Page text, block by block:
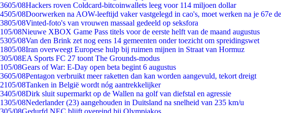
3605/08Hackers roven Coldcard-bitcoinwallets leeg voor 114 miljoen dollar
4505/08Doorwerken na AOW-leeftijd vaker vastgelegd in cao's, moet werken na je 67e
3805/08Vinted-foto's van vrouwen massaal gedeeld op seksfora
105/08Nieuwe XBOX Game Pass titels voor de eerste helft van de maand augustus
5305/08Van den Brink zet nog eens 14 gemeenten onder toezicht om spreidingswet
1805/08Iran overweegt Europese hulp bij ruimen mijnen in Straat van Hormuz
305/08EA Sports FC 27 toont The Grounds-modus
105/08Gears of War: E-Day open beta begint 6 augustus
3605/08Pentagon verbruikt meer raketten dan kan worden aangevuld, tekort dreigt
2105/08Tanken in België wordt nóg aantrekkelijker
3405/08Dirk sluit supermarkt op de Wallen na golf van diefstal en agressie
1305/08Nederlander (23) aangehouden in Duitsland na snelheid van 235 km/u
305/08Gedurfd NEC blijft overeind bij Olympiakos